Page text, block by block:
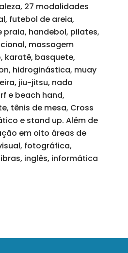
27 modalidades
futebol de areia,
praia, handebol, pilates,
massagem
karatê, basquete,
hidroginástica, muay
jiu-jitsu, nado
e beach hand,
tênis de mesa, Cross
e stand up. Além de
em oito áreas de
fotográfica,
inglês, informática